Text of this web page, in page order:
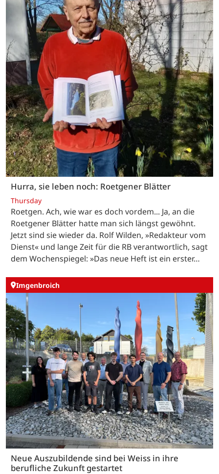
Hurra, sie leben noch: Roetgener Blätter
Thursday
Roetgen. Ach, wie war es doch vordem... Ja, an die
Roetgener Blätter hatte man sich längst gewöhnt.
Jetzt sind sie wieder da. Rolf Wilden, »Redakteur vom
Dienst« und lange Zeit für die RB verantwortlich, sagt
dem Wochenspiegel: »Das neue Heft ist ein erster…
Imgenbroich
Neue Auszubildende sind bei Weiss in ihre
berufliche Zukunft gestartet